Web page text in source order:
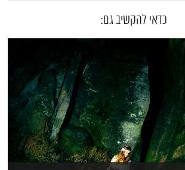
כדאי להקשיב גם: